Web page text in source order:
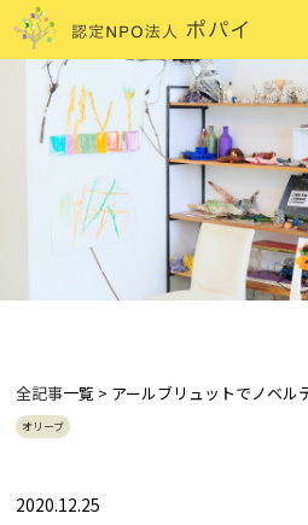
全記事一覧 > アールブリュットでノベル
オリーブ
2020.12.25